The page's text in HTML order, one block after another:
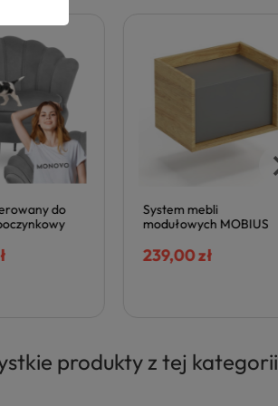
do
System mebli
modułowych MOBIUS
hikora naturalna szary
przykurzony Halmar
239,00 zł
produkty z tej kategorii